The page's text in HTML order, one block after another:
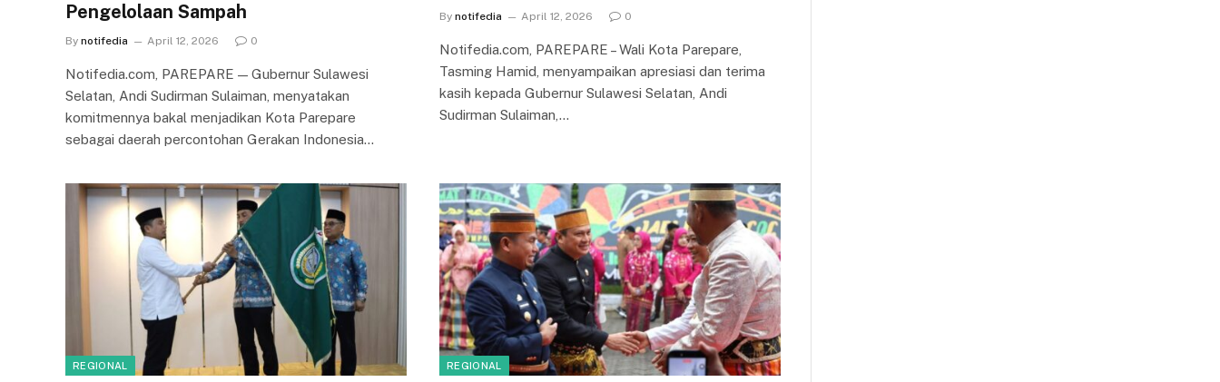
Pengelolaan Sampah
By notifedia April 12, 2026 0
Notifedia.com, PAREPARE — Gubernur Sulawesi
Selatan, Andi Sudirman Sulaiman, menyatakan
komitmennya bakal menjadikan Kota Parepare
sebagai daerah percontohan Gerakan Indonesia…
By notifedia April 12, 2026 0
Notifedia.com, PAREPARE – Wali Kota Parepare,
Tasming Hamid, menyampaikan apresiasi dan terima
kasih kepada Gubernur Sulawesi Selatan, Andi
Sudirman Sulaiman,…
REGIONAL REGIONAL